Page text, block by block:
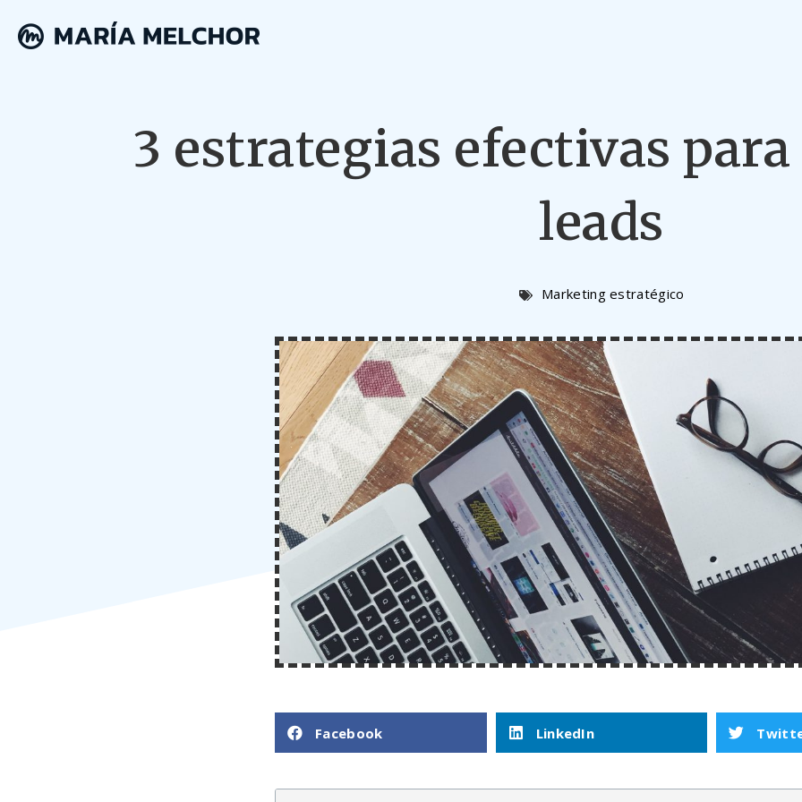
3 estrategias efectivas
leads
Marketing estratégico
Facebook LinkedIn